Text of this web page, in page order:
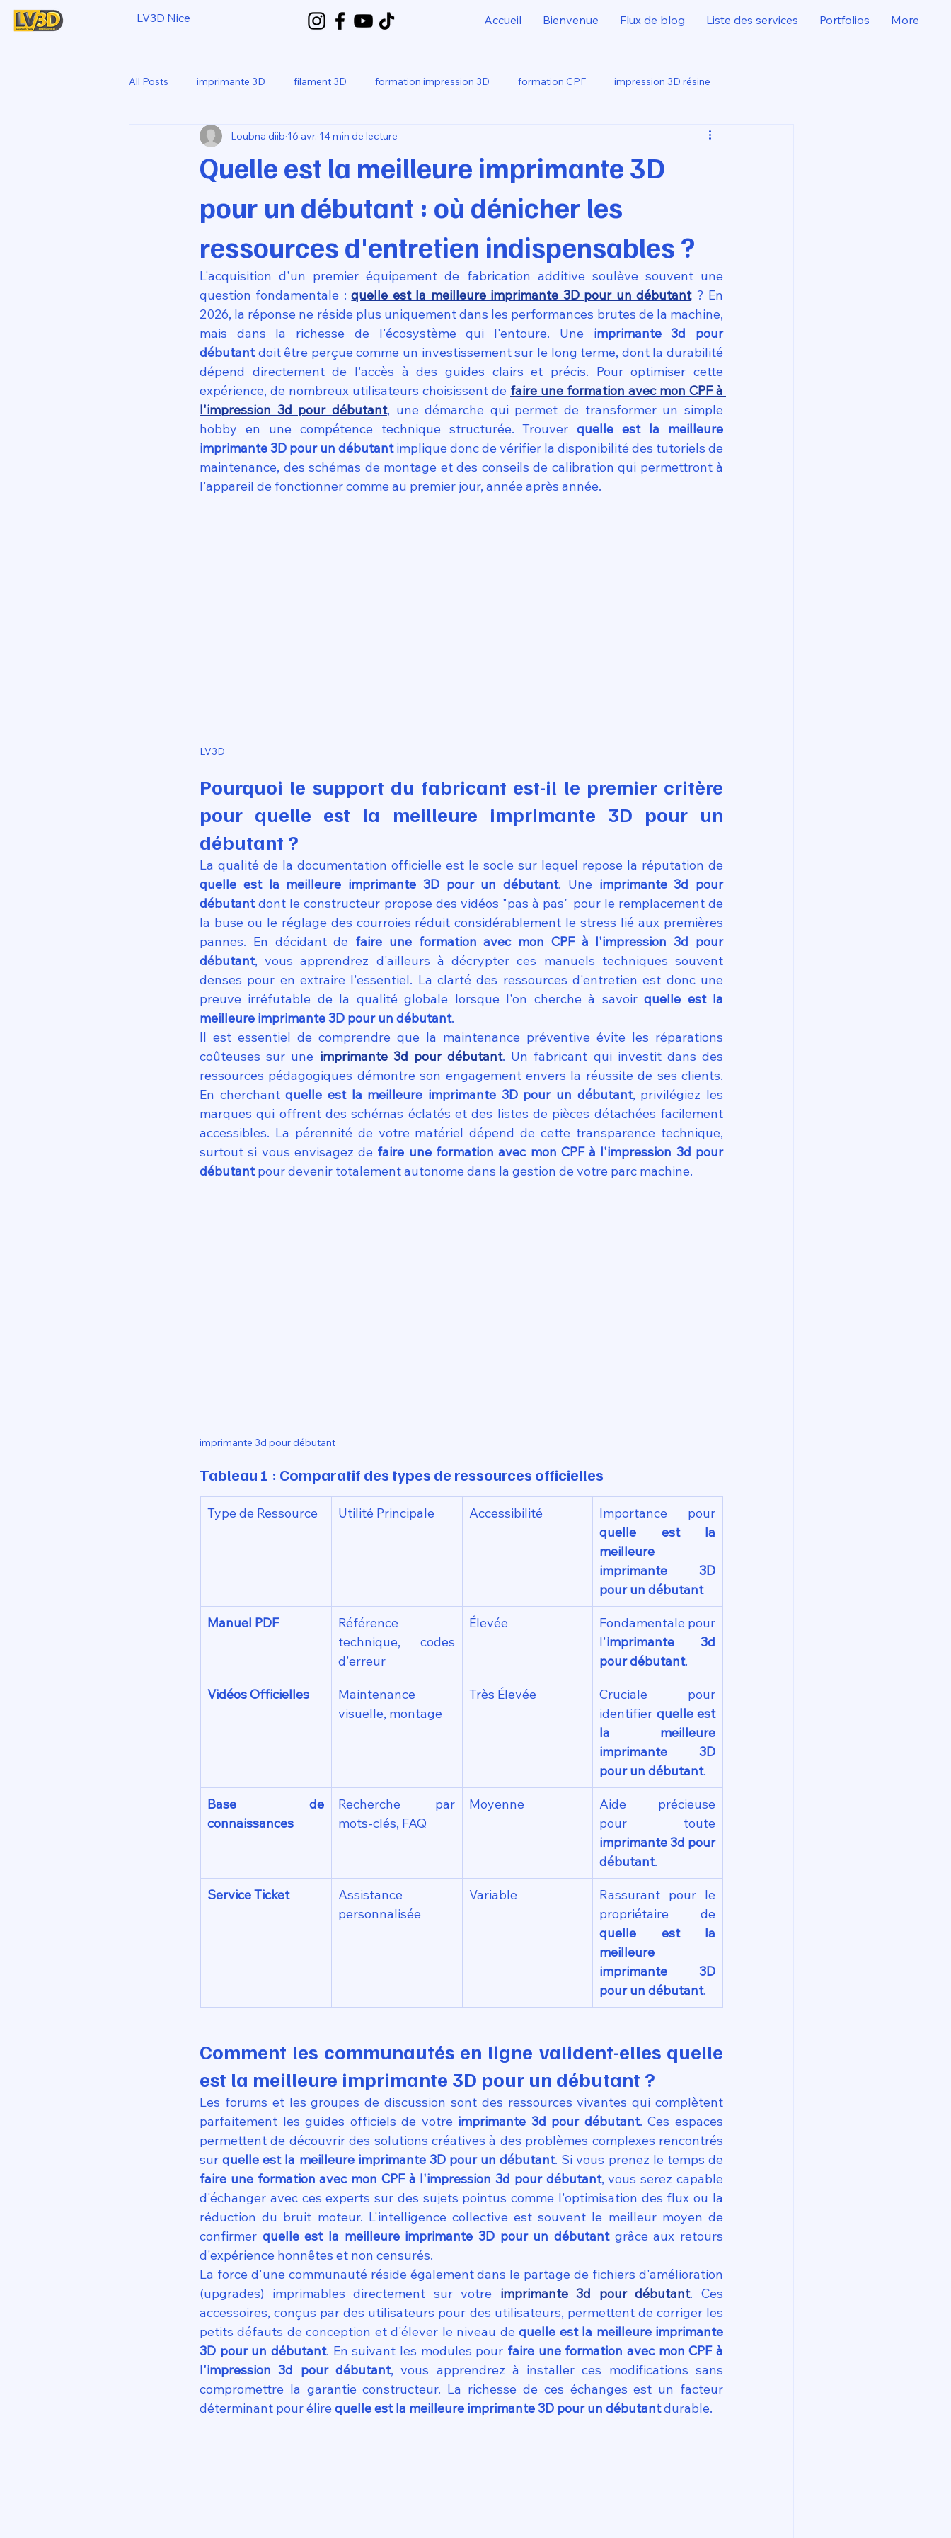
LV3D Nice Accueil Bienvenue Flux de blog Liste des services Portfolios More
All Posts imprimante 3D filament 3D formation impression 3D formation CPF impression 3D résine
CREALITY SPARKX i7 Color Combo SNAPMAKER U1
Quelle est la meilleure imprimante 3D
pour un débutant : où dénicher les
ressources d'entretien indispensables ?
Loubna diib 16 avr. 14 min de lecture
L'acquisition d'un premier équipement de fabrication additive soulève souvent une
question fondamentale : quelle est la meilleure imprimante 3D pour un débutant ? En
2026, la réponse ne réside plus uniquement dans les performances brutes de la machine,
mais dans la richesse de l'écosystème qui l'entoure. Une imprimante 3d pour
débutant doit être perçue comme un investissement sur le long terme, dont la durabilité
dépend directement de l'accès à des guides clairs et précis. Pour optimiser cette
expérience, de nombreux utilisateurs choisissent de faire une formation avec mon CPF à
l'impression 3d pour débutant, une démarche qui permet de transformer un simple
hobby en une compétence technique structurée. Trouver quelle est la meilleure
imprimante 3D pour un débutant implique donc de vérifier la disponibilité des tutoriels de
maintenance, des schémas de montage et des conseils de calibration qui permettront à
l'appareil de fonctionner comme au premier jour, année après année.
LV3D
Pourquoi le support du fabricant est-il le premier critère
pour quelle est la meilleure imprimante 3D pour un
débutant ?
quelle est la meilleure imprimante 3D pour un débutant. Une imprimante 3d pour
débutant dont le constructeur propose des vidéos "pas à pas" pour le remplacement de
la buse ou le réglage des courroies réduit considérablement le stress lié aux premières
pannes. En décidant de faire une formation avec mon CPF à l'impression 3d pour
débutant, vous apprendrez d'ailleurs à décrypter ces manuels techniques souvent
denses pour en extraire l'essentiel. La clarté des ressources d'entretien est donc une
preuve irréfutable de la qualité globale lorsque l'on cherche à savoir quelle est la
meilleure imprimante 3D pour un débutant.
Il est essentiel de comprendre que la maintenance préventive évite les réparations
coûteuses sur une imprimante 3d pour débutant. Un fabricant qui investit dans des
ressources pédagogiques démontre son engagement envers la réussite de ses clients.
En cherchant quelle est la meilleure imprimante 3D pour un débutant, privilégiez les
marques qui offrent des schémas éclatés et des listes de pièces détachées facilement
accessibles. La pérennité de votre matériel dépend de cette transparence technique,
surtout si vous envisagez de faire une formation avec mon CPF à l'impression 3d pour
débutant pour devenir totalement autonome dans la gestion de votre parc machine.
imprimante 3d pour débutant
Tableau 1 : Comparatif des types de ressources officielles
Type de Ressource Utilité Principale Accessibilité
quelle est la
meilleure
imprimante 3D
pour un débutant
Manuel PDF
Référence
technique, codes
d'erreur
Élevée
Fondamentale pour
l'imprimante 3d
pour débutant.
Vidéos Officielles
Maintenance
visuelle, montage
Très Élevée
Cruciale pour
identifier quelle est
la meilleure
imprimante 3D
pour un débutant.
Base de
connaissances
Recherche par
mots-clés, FAQ
Moyenne
Aide précieuse
imprimante 3d pour
débutant.
Service Ticket
Assistance
personnalisée
Variable
Rassurant pour le
quelle est la
meilleure
imprimante 3D
pour un débutant.
Comment les communautés en ligne valident-elles quelle
est la meilleure imprimante 3D pour un débutant ?
Les forums et les groupes de discussion sont des ressources vivantes qui complètent
parfaitement les guides officiels de votre imprimante 3d pour débutant. Ces espaces
permettent de découvrir des solutions créatives à des problèmes complexes rencontrés
sur quelle est la meilleure imprimante 3D pour un débutant
faire une formation avec mon CPF à l'impression 3d pour débutant, vous serez capable
d'échanger avec ces experts sur des sujets pointus comme l'optimisation des flux ou la
réduction du bruit moteur. L'intelligence collective est souvent le meilleur moyen de
confirmer quelle est la meilleure imprimante 3D pour un débutant grâce aux retours
d'expérience honnêtes et non censurés.
La force d'une communauté réside également dans le partage de fichiers d'amélioration
(upgrades) imprimables directement sur votre imprimante 3d pour débutant. Ces
accessoires, conçus par des utilisateurs pour des utilisateurs, permettent de corriger les
petits défauts de conception et d'élever le niveau de quelle est la meilleure imprimante
3D pour un débutant. En suivant les modules pour faire une formation avec mon CPF à
l'impression 3d pour débutant, vous apprendrez à installer ces modifications sans
compromettre la garantie constructeur. La richesse de ces échanges est un facteur
déterminant pour élire quelle est la meilleure imprimante 3D pour un débutant durable.